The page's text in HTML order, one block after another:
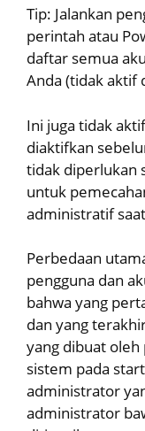
Tip: Jalankan
perintah atau
daftar semua
Anda (tidak aktif
Ini juga tidak
diaktifkan
tidak diperlukan
untuk
administratif
Perbedaan
pengguna dan
bahwa yang
dan yang
yang dibuat oleh
sistem pada
administrator
administrator